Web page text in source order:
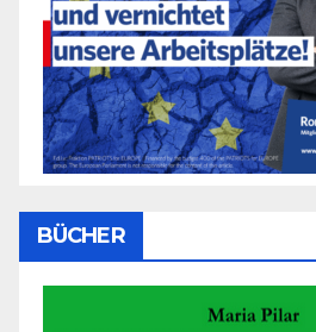
BÜCHER